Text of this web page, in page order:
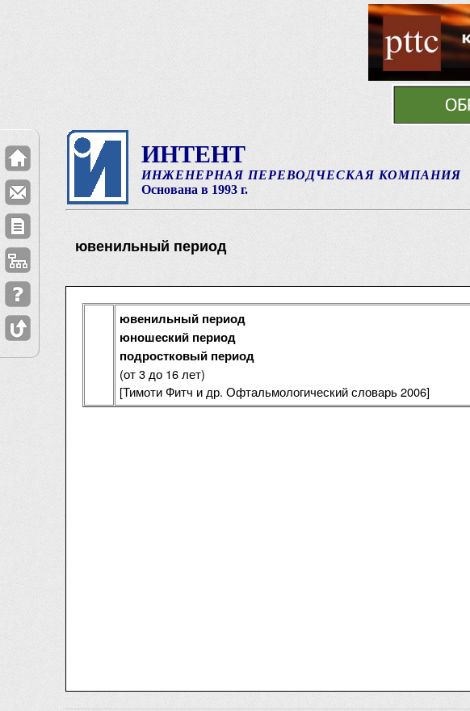
ИНТЕНТ
ИНЖЕНЕРНАЯ ПЕРЕВОДЧЕСКАЯ КОМПАНИЯ
Основана в 1993 г.
ювенильный период
ювенильный период
юношеский период
подростковый период
(от 3 до 16 лет)
[Тимоти Фитч и др. Офтальмологический словарь 2006]